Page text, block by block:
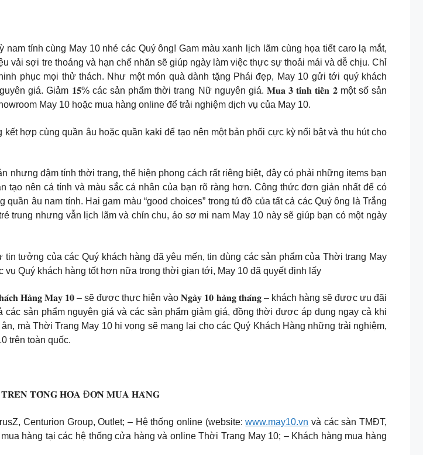
tính cùng May 10 nhé các Quý ông! Gam màu xanh lịch lãm cùng họa tiết caro lạ mắt,
vải sợi tre thoáng và hạn chế nhăn sẽ giúp ngày làm việc thực sự thoải mái và dễ chịu. Chỉ
phục mọi thử thách. Như một món quà dành tặng Phái đẹp, May 10 gửi tới quý khách
giá. Giảm 𝟏𝟓% các sản phẩm thời trang Nữ nguyên giá. 𝐌𝐮𝐚 𝟑 𝐭𝐢́𝐧𝐡 𝐭𝐢𝐞̂̀𝐧 𝟐 một số sản
May 10 hoặc mua hàng online để trải nghiệm dịch vụ của May 10.
hợp cùng quần âu hoặc quần kaki để tạo nên một bản phối cực kỳ nổi bật và thu hút cho
đậm tính thời trang, thể hiện phong cách rất riêng biệt, đây có phải những items bạn
tạo nên cá tính và màu sắc cá nhân của bạn rõ ràng hơn. Công thức đơn giản nhất để có
âu nam tính. Hai gam màu “good choices” trong tủ đồ của tất cả các Quý ông là Trắng
trung nhưng vẫn lịch lãm và chỉn chu, áo sơ mi nam May 10 này sẽ giúp bạn có một ngày
của các Quý khách hàng đã yêu mến, tin dùng các sản phẩm của Thời trang May
Quý khách hàng tốt hơn nữa trong thời gian tới, May 10 đã quyết định lấy
𝐌𝐚𝐲 𝟏𝟎 – sẽ được thực hiện vào 𝐍𝐠𝐚̀𝐲 𝟏𝟎 𝐡𝐚̀𝐧𝐠 𝐭𝐡𝐚́𝐧𝐠 – khách hàng sẽ được ưu đãi
sản phẩm nguyên giá và các sản phẩm giảm giá, đồng thời được áp dụng ngay cả khi
mà Thời Trang May 10 hi vọng sẽ mang lại cho các Quý Khách Hàng những trải nghiệm,
trên toàn quốc.
𝐓𝐑𝐄̂𝐍 𝐓𝐎̂̉𝐍𝐆 𝐇𝐎́𝐀 Đ𝐎̛𝐍 𝐌𝐔𝐀 𝐇𝐀̀𝐍𝐆
Centurion Group, Outlet; – Hệ thống online (website:www.may10.vn và các sàn TMĐT,
mua hàng tại các hệ thống cửa hàng và online Thời Trang May 10; – Khách hàng mua hàng